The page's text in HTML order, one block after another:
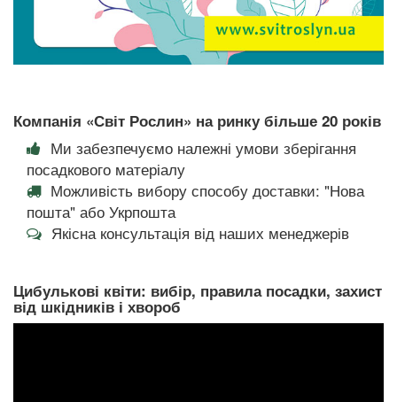
Компанія «Світ Рослин» на ринку більше 20 років
Ми забезпечуємо належні умови зберігання
посадкового матеріалу
Можливість вибору способу доставки: "Нова
пошта" або Укрпошта
Якісна консультація від наших менеджерів
Цибулькові квіти: вибір, правила посадки, захист
від шкідників і хвороб